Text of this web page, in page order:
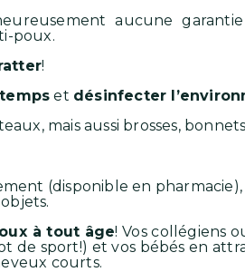
aucune
poux.
!
et désinfecter
mais aussi brosses,
(disponible en pharmacie),
à tout âge! Vos collégiens
sport!) et vos bébés en
courts.